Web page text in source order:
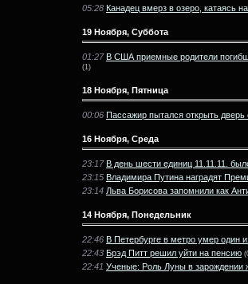
05:28 Канадец вмерз в озеро, катаясь
19 Ноября, Суббота
01:27 В США приемные родители
(1)
18 Ноября, Пятница
00:06 Пассажир пытался открыть
16 Ноября, Среда
23:17 В день шести единиц 11.11.11.
23:15 Владимира Путина наградят
23:14 Льва Борисова запомнили как
14 Ноября, Понедельник
22:46 В Петербурге в метро умер один
22:43 Брэд Питт решил уйти на пенсию
22:41 Ученые: Роль Луны в зарождении